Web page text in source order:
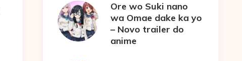
Ore wo Suki nano
wa Omae dake ka yo
– Novo trailer do
anime